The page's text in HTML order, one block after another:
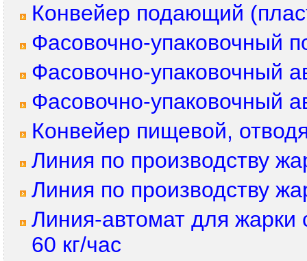
Конвейер подающий
Фасовочно-упаковочный
Фасовочно-упаковочный
Фасовочно-упаковочный
Конвейер пищевой,
Линия по производству
Линия по производству
Линия-автомат для жарки
60 кг/час